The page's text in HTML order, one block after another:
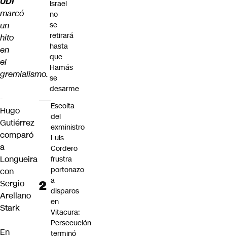
marcó
un
hito
en
el
gremialismo.
-
Hugo
Gutiérrez
comparó
a
Longueira
con
Sergio
Arellano
Stark
En
Israel
no
se
retirará
hasta
que
Hamás
se
desarme
Escolta
del
exministro
Luis
Cordero
frustra
portonazo
a
disparos
en
Vitacura:
Persecución
terminó